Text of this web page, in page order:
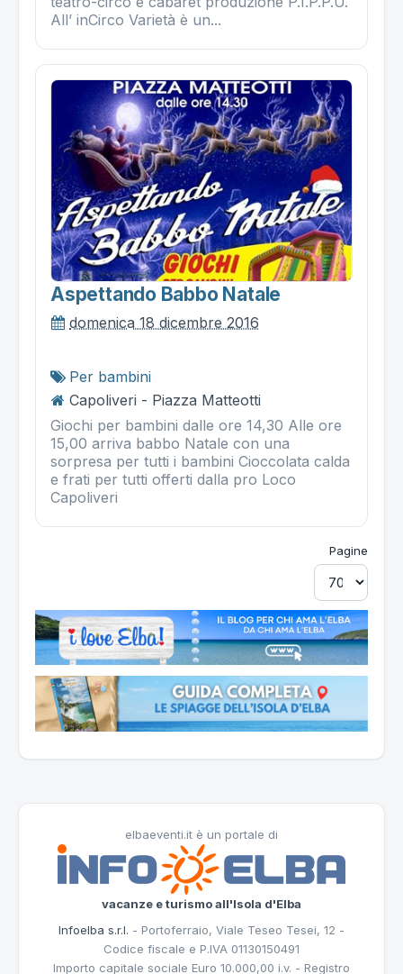
All’ inCirco Varietà è un...
Aspettando Babbo Natale
domenica 18 dicembre 2016
Per bambini
Capoliveri - Piazza Matteotti
Giochi per bambini dalle ore 14,30 Alle ore
15,00 arriva babbo Natale con una
sorpresa per tutti i bambini Cioccolata calda
e frati per tutti offerti dalla pro Loco
Capoliveri
Pagine
elbaeventi.it è un portale di
vacanze e turismo all'Isola d'Elba
Infoelba s.r.l. - Portoferraio, Viale Teseo Tesei, 12 -
Codice fiscale e P.IVA 01130150491
Importo capitale sociale Euro 10.000,00 i.v. - Registro